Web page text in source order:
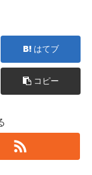
はてブ
コピー